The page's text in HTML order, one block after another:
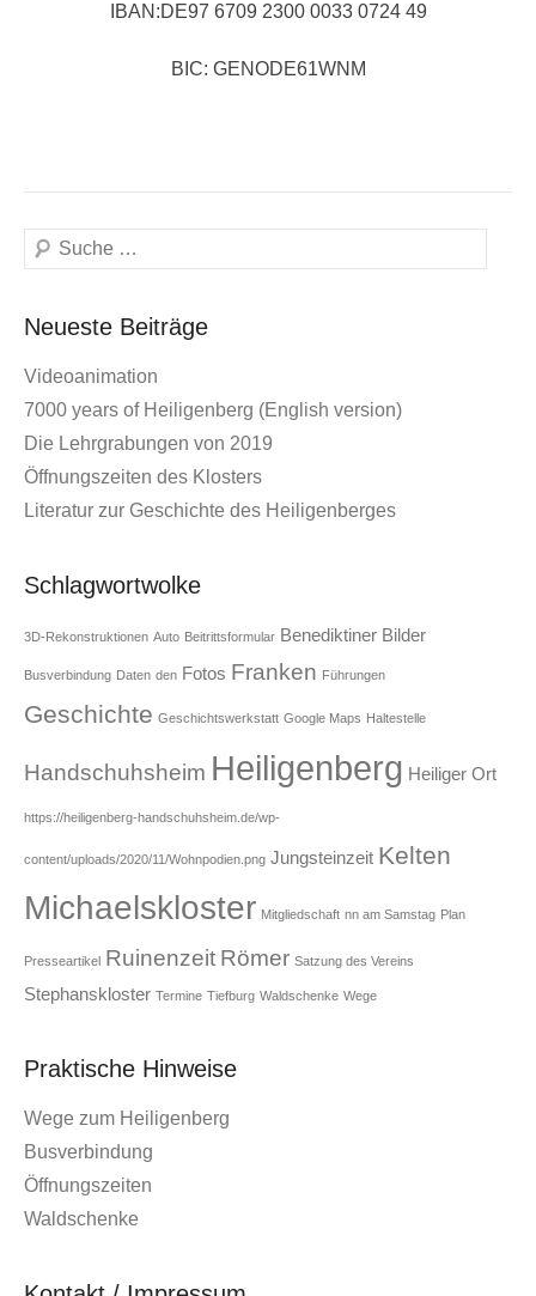
IBAN:DE97 6709 2300 0033 0724 49
BIC: GENODE61WNM
Suchen
Neueste Beiträge
Videoanimation
7000 years of Heiligenberg (English version)
Die Lehrgrabungen von 2019
Öffnungszeiten des Klosters
Literatur zur Geschichte des Heiligenberges
Schlagwortwolke
3D-Rekonstruktionen Auto Beitrittsformular Benediktiner Bilder
Busverbindung Daten den Fotos Franken Führungen
Geschichte Geschichtswerkstatt Google Maps Haltestelle
Handschuhsheim Heiligenberg Heiliger Ort
https://heiligenberg-handschuhsheim.de/wp-
content/uploads/2020/11/Wohnpodien.png Jungsteinzeit Kelten
Michaelskloster Mitgliedschaft nn am Samstag Plan
Presseartikel Ruinenzeit Römer Satzung des Vereins
Stephanskloster Termine Tiefburg Waldschenke Wege
Praktische Hinweise
Wege zum Heiligenberg
Busverbindung
Öffnungszeiten
Waldschenke